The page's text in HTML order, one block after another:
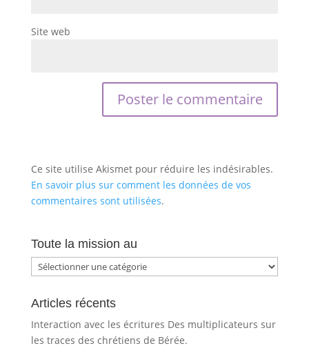
Site web
Ce site utilise Akismet pour réduire les indésirables.
En savoir plus sur comment les données de vos
commentaires sont utilisées.
Toute la mission au
Toute
la
mission
au
Articles récents
Interaction avec les écritures Des multiplicateurs sur
les traces des chrétiens de Bérée.